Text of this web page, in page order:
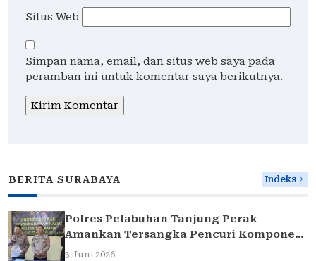
Situs Web
Simpan nama, email, dan situs web saya pada
peramban ini untuk komentar saya berikutnya.
BERITA SURABAYA Indeks
Polres Pelabuhan Tanjung Perak
Amankan Tersangka Pencuri Komponen
Traffic Light di Surabaya
5 Juni 2026